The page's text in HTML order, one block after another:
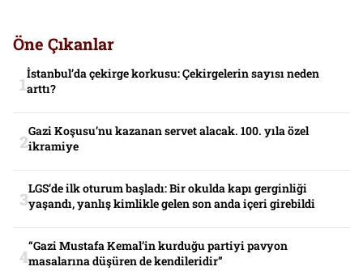
Öne Çıkanlar
İstanbul’da çekirge korkusu: Çekirgelerin sayısı neden
arttı?
Gazi Koşusu’nu kazanan servet alacak. 100. yıla özel
ikramiye
LGS’de ilk oturum başladı: Bir okulda kapı gerginliği
yaşandı, yanlış kimlikle gelen son anda içeri girebildi
“Gazi Mustafa Kemal’in kurduğu partiyi pavyon
masalarına düşüren de kendileridir”